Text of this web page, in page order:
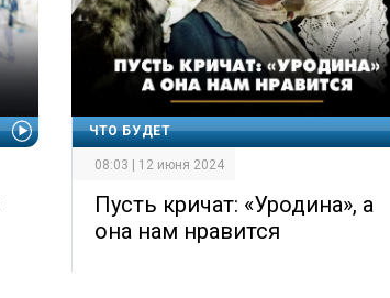
ЧТО БУДЕТ
08:03 | 12 июня 2024
Пусть кричат: «Уродина», а
она нам нравится